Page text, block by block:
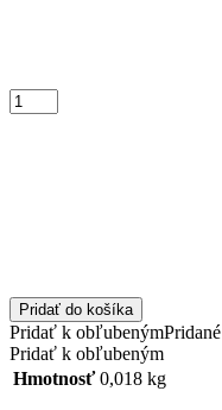
Pridať do košíka
Pridať k obľubenýmPridané
Pridať k obľubeným
Hmotnosť 0,018 kg